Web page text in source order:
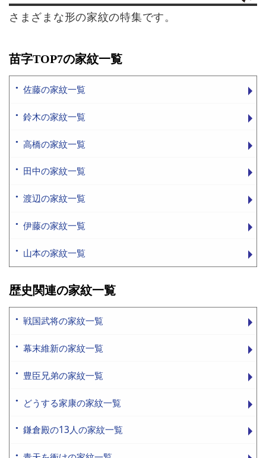
さまざまな形の家紋の特集です。
苗字TOP7の家紋一覧
佐藤の家紋一覧
鈴木の家紋一覧
高橋の家紋一覧
田中の家紋一覧
渡辺の家紋一覧
伊藤の家紋一覧
山本の家紋一覧
歴史関連の家紋一覧
戦国武将の家紋一覧
幕末維新の家紋一覧
豊臣兄弟の家紋一覧
どうする家康の家紋一覧
鎌倉殿の13人の家紋一覧